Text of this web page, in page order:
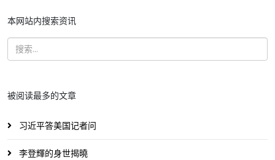
本网站内搜索资讯
被阅读最多的文章
习近平答美国记者问
李登輝的身世揭曉